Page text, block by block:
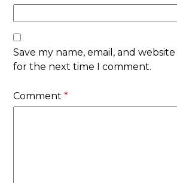
Save my name, email, and
for the next time I comment.
Comment*